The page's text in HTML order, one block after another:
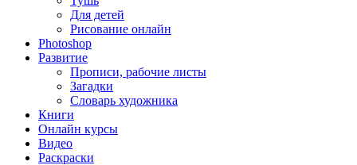
Для детей
Рисование онлайн
Photoshop
Развитие
Прописи, рабочие листы
Загадки
Словарь художника
Книги
Онлайн курсы
Видео
Раскраски